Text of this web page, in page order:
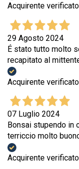
Acquirente verificato
29 Agosto 2024
É stato tutto molto
recapitato al
Acquirente verificato
07 Luglio 2024
Bonsai stupendo in
terriccio molto
Acquirente verificato